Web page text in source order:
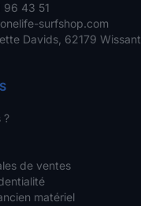
96 43 51
surfshop.com
Davids, 62179 Wissant
?
de ventes
matériel